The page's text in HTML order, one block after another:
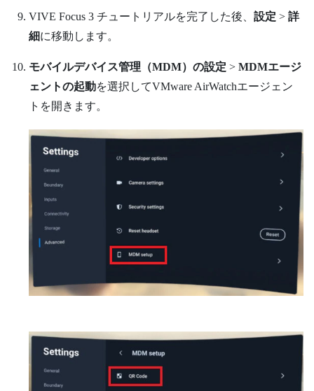
VIVE Focus 3チュートリアルを完了した後、 設定 > 詳
細に移動します。
モバイルデバイス管理（MDM）の設定 > MDMエージ
ェントの起動を選択してVMware AirWatchエージェン
トを開きます。